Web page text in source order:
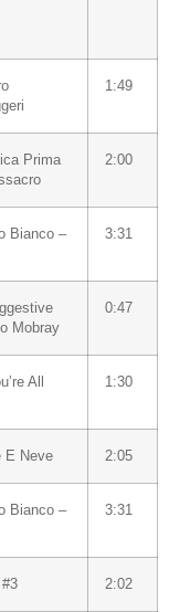
1:49
Prima
2:00
Bianco –
3:31
Mobray
0:47
All
1:30
E Neve 2:05
Bianco –
3:31
2:02